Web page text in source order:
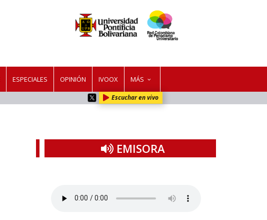
ESPECIALES OPINIÓN IVOOX MÁS
Escuchar en vivo
EMISORA